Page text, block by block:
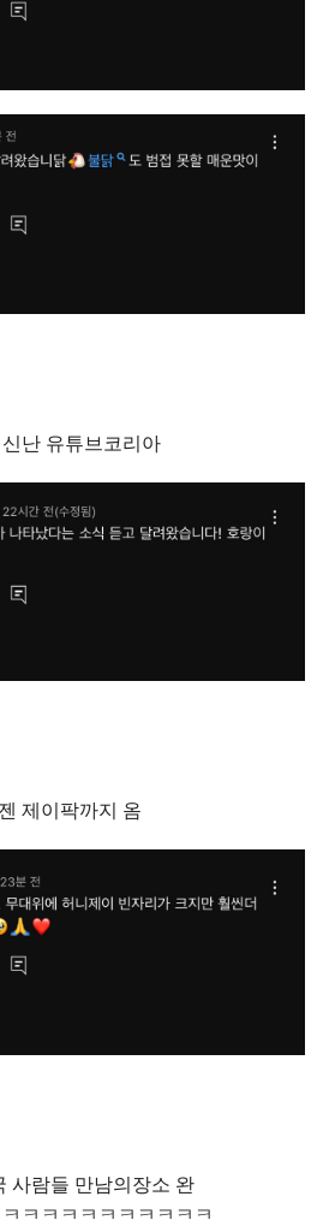
난 유튜브코리아
제이팍까지 옴
사람들 만남의장소 완
ㅋㅋㅋㅋㅋㅋㅋㅋㅋㅋ